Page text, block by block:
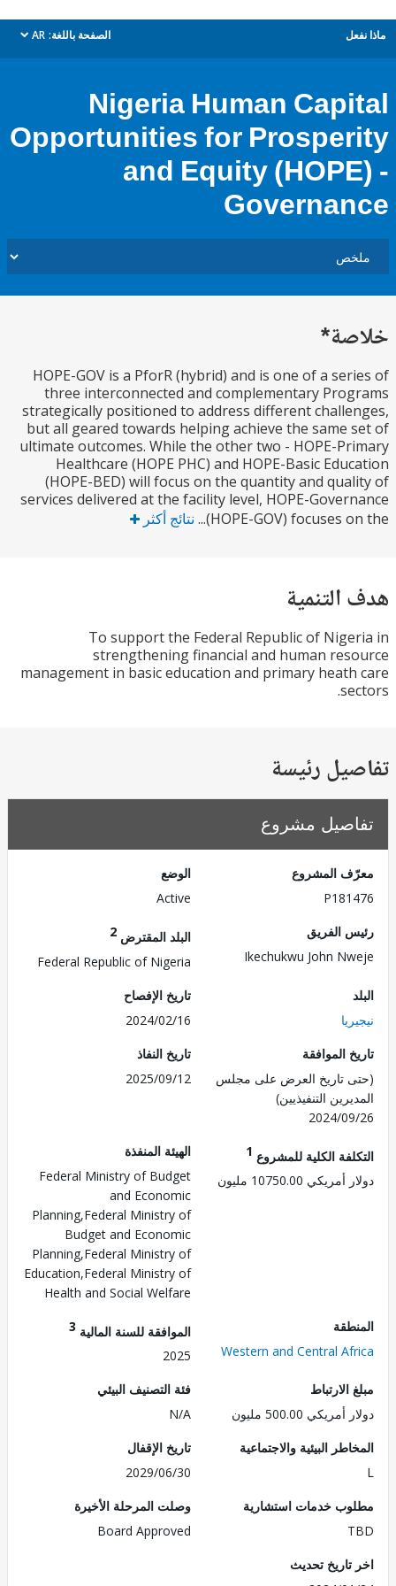
الصفحة باللغة: AR
dropdown
Nigeria Human
Opportunities for
and Equity
HOPE-GOV is a PforR (hybrid) and is one of a
three interconnected and complementary
strategically positioned to address different
but all geared towards helping achieve the same
ultimate outcomes. While the other two - HOPE-
Healthcare (HOPE PHC) and HOPE-Basic
(HOPE-BED) will focus on the quantity and
services delivered at the facility level, HOPE-
(HOPE-GOV) focuses نتائج أكثر
To support the Federal Republic of
strengthening financial and human
management in basic education and primary
رئيسة
مشروع
المشروع
الفريق
Ikechukwu John
البلد المقترض
Federal Republic of Nigeria
تاريخ الإفصاح
2024/02/16
الموافقة
تاريخ العرض على مجلس
التنفيذيين)
2024/
تاريخ النفاذ
2025/09/12
الكلية للمشروع1
10750.00 مليون
الهيئة المنفذة
Federal Ministry of Budget
and Economic
Planning,Federal Ministry of
Budget and Economic
Planning,Federal Ministry of
Education,Federal Ministry of
Health and Social Welfare
Western and Central
الموافقة للسنة المالية3
2025
500.00 مليون
فئة التصنيف البيئي
N/A
البيئية والاجتماعية
تاريخ الإقفال
2029/06/30
خدمات استشارية
وصلت المرحلة الأخيرة
Board Approved
تحديث